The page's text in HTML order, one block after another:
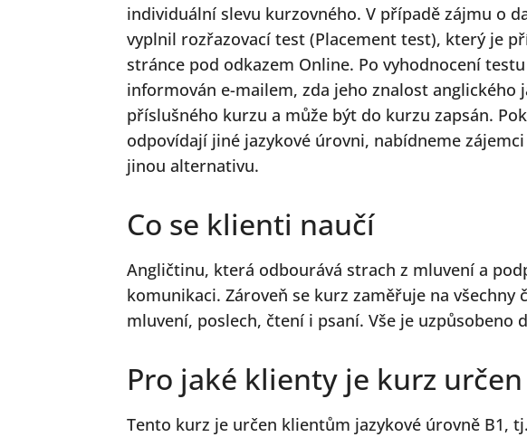
individuální slevu kurzovného. V případě zájmu o
vyplnil rozřazovací test (Placement test), který je
stránce pod odkazem Online. Po vyhodnocení
informován e-mailem, zda jeho znalost anglického
příslušného kurzu a může být do kurzu zapsán.
odpovídají jiné jazykové úrovni, nabídneme
jinou alternativu.
Co se klienti naučí
Angličtinu, která odbourává strach z mluvení a
komunikaci. Zároveň se kurz zaměřuje na všechny
mluvení, poslech, čtení i psaní. Vše je uzpůsobeno
Pro jaké klienty je kurz určen
Tento kurz je určen klientům jazykové úrovně B1,